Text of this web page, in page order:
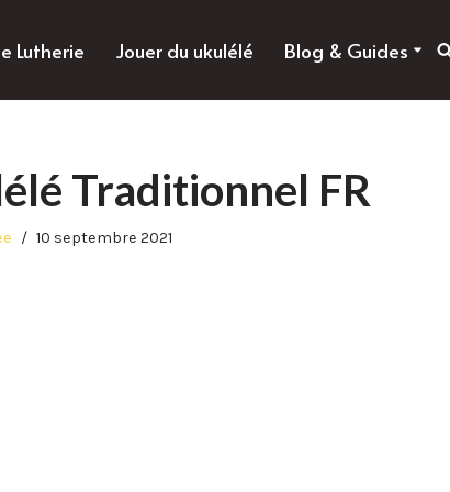
Lutherie Jouer du ukulélé Blog & Guides
Traditionnel FR
10 septembre 2021